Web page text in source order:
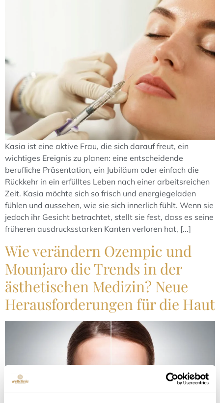
Kasia ist eine aktive Frau, die sich darauf freut, ein
wichtiges Ereignis zu planen: eine entscheidende
berufliche Präsentation, ein Jubiläum oder einfach die
Rückkehr in ein erfülltes Leben nach einer arbeitsreichen
Zeit. Kasia möchte sich so frisch und energiegeladen
fühlen und aussehen, wie sie sich innerlich fühlt. Wenn sie
jedoch ihr Gesicht betrachtet, stellt sie fest, dass es seine
früheren ausdrucksstarken Kanten verloren hat, [...]
Wie verändern Ozempic und
Mounjaro die Trends in der
ästhetischen Medizin? Neue
Herausforderungen für die Haut